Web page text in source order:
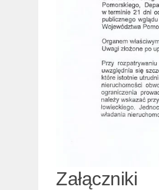
Załączniki